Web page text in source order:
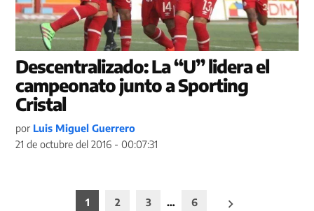
Descentralizado: La “U” lidera el
campeonato junto a Sporting
Cristal
por Luis Miguel Guerrero
21 de octubre del 2016 - 00:07:31
Paginación
1 2 3 … 6